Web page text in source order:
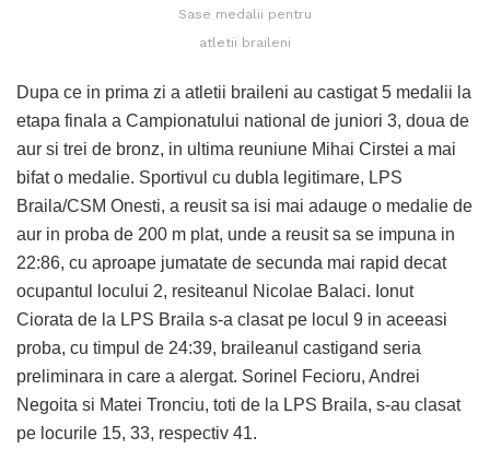
Sase medalii pentru
atletii braileni
Dupa ce in prima zi a atletii braileni au castigat 5 medalii la
etapa finala a Campionatului national de juniori 3, doua de
aur si trei de bronz, in ultima reuniune Mihai Cirstei a mai
bifat o medalie. Sportivul cu dubla legitimare, LPS
Braila/CSM Onesti, a reusit sa isi mai adauge o medalie de
aur in proba de 200 m plat, unde a reusit sa se impuna in
22:86, cu aproape jumatate de secunda mai rapid decat
ocupantul locului 2, resiteanul Nicolae Balaci. Ionut
Ciorata de la LPS Braila s-a clasat pe locul 9 in aceeasi
proba, cu timpul de 24:39, braileanul castigand seria
preliminara in care a alergat. Sorinel Fecioru, Andrei
Negoita si Matei Tronciu, toti de la LPS Braila, s-au clasat
pe locurile 15, 33, respectiv 41.